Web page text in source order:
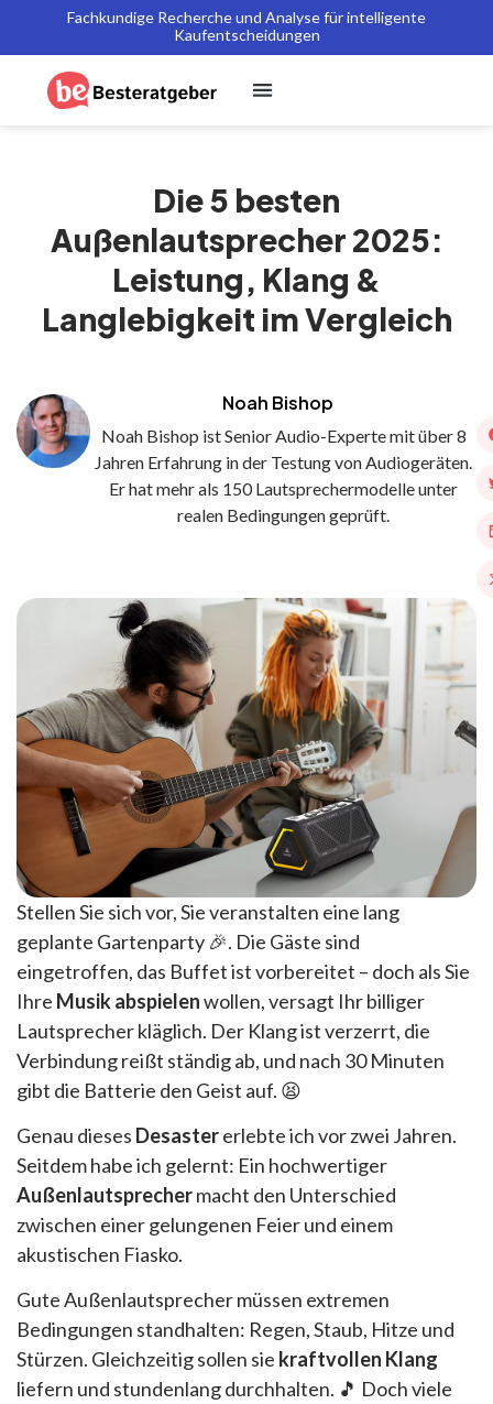
Fachkundige Recherche und Analyse für intelligente
Kaufentscheidungen
Die 5 besten
Außenlautsprecher 2025:
Leistung, Klang &
Langlebigkeit im Vergleich
Noah Bishop
Noah Bishop ist Senior Audio-Experte mit über 8
Jahren Erfahrung in der Testung von Audiogeräten.
Er hat mehr als 150 Lautsprechermodelle unter
realen Bedingungen geprüft.
Stellen Sie sich vor, Sie veranstalten eine lang
geplante Gartenparty 🎉. Die Gäste sind
eingetroffen, das Buffet ist vorbereitet – doch als Sie
Ihre Musik abspielenwollen, versagt Ihr billiger
Lautsprecher kläglich. Der Klang ist verzerrt, die
Verbindung reißt ständig ab, und nach 30 Minuten
gibt die Batterie den Geist auf. 😫
Genau dieses Desastererlebte ich vor zwei Jahren.
Seitdem habe ich gelernt: Ein hochwertiger
Außenlautsprechermacht den Unterschied
zwischen einer gelungenen Feier und einem
akustischen Fiasko.
Gute Außenlautsprecher müssen extremen
Bedingungen standhalten: Regen, Staub, Hitze und
Stürzen. Gleichzeitig sollen sie kraftvollen Klang
liefern und stundenlang durchhalten. 🎵 Doch viele